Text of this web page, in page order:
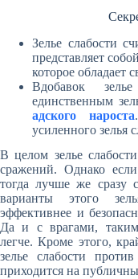
Зелье слабости
представляет
которое обладает
Вдобавок
единственным
адского нароста
усиленного зелья
В целом зелье
сражений. Однако
тогда лучше же сразу
варианты этого
эффективнее и
Да и с врагами, таким
легче. Кроме этого,
зелье слабости
приходится на